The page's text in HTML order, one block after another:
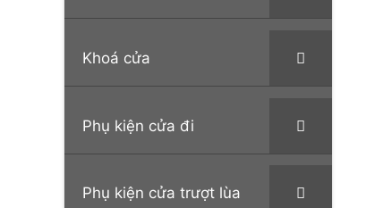
Khoá cửa
Phụ kiện cửa đi
Phụ kiện cửa trượt lùa